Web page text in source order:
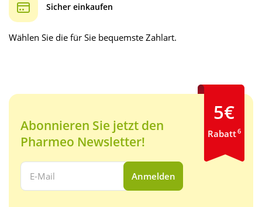
Sicher einkaufen
Wählen Sie die für Sie bequemste Zahlart.
Abonnieren Sie jetzt den
Pharmeo Newsletter!
Ihre E-Mail Adresse:
Anmelden
5€
Rabatt6